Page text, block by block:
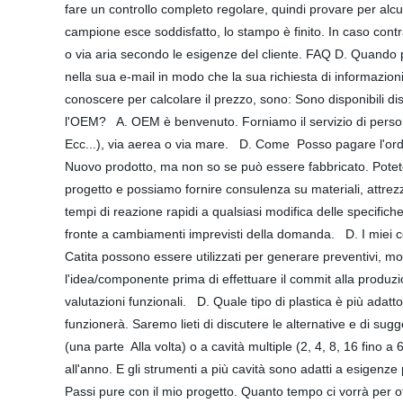
fare un controllo completo regolare, quindi provare per
campione esce soddisfatto, lo stampo è finito. In caso
o via aria secondo le esigenze del cliente. FAQ D.
nella sua e-mail in modo che la sua richiesta di
conoscere per calcolare il prezzo, sono: Sono disponibili
l'OEM? A. OEM è benvenuto. Forniamo il servizio di
Ecc...), via aerea o via mare. D. Come Posso pagare
Nuovo prodotto, ma non so se può essere fabbricato.
progetto e possiamo fornire consulenza su materiali,
tempi di reazione rapidi a qualsiasi modifica delle
fronte a cambiamenti imprevisti della domanda. D. I miei
Catita possono essere utilizzati per generare preventivi,
l'idea/componente prima di effettuare il commit alla
valutazioni funzionali. D. Quale tipo di plastica è più
funzionerà. Saremo lieti di discutere le alternative e di
(una parte Alla volta) o a cavità multiple (2, 4, 8, 16 fino a
all'anno. E gli strumenti a più cavità sono adatti a
Passi pure con il mio progetto. Quanto tempo ci vorrà per